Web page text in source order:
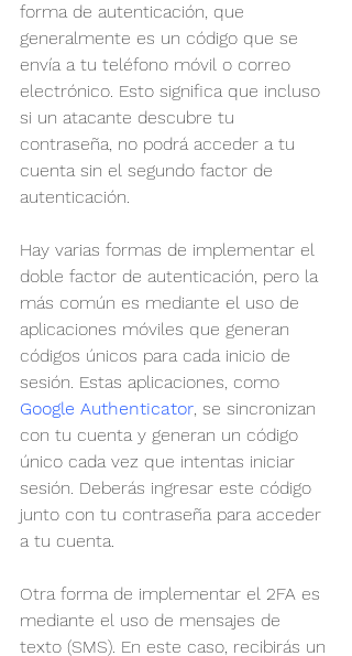
forma de autenticación, que
generalmente es un código que se
envía a tu teléfono móvil o correo
electrónico. Esto significa que incluso
si un atacante descubre tu
contraseña, no podrá acceder a tu
cuenta sin el segundo factor de
autenticación.
Hay varias formas de implementar el
doble factor de autenticación, pero la
más común es mediante el uso de
aplicaciones móviles que generan
códigos únicos para cada inicio de
sesión. Estas aplicaciones, como
Google Authenticator, se sincronizan
con tu cuenta y generan un código
único cada vez que intentas iniciar
sesión. Deberás ingresar este código
junto con tu contraseña para acceder
a tu cuenta.
Otra forma de implementar el 2FA es
mediante el uso de mensajes de
texto (SMS). En este caso, recibirás un